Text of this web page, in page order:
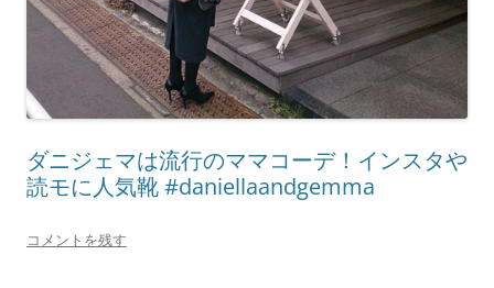
ダニジェマは流行のママコーデ！インスタや
読モに人気靴 #daniellaandgemma
コメントを残す